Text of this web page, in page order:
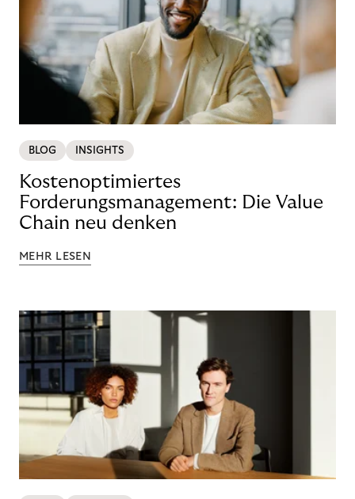
BLOG INSIGHTS
Kostenoptimiertes
Forderungsmanagement: Die Value
Chain neu denken
MEHR LESEN